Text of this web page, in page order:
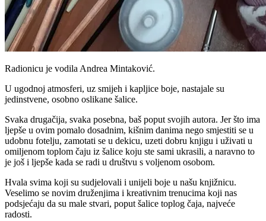
Radionicu je vodila Andrea Mintaković.
U ugodnoj atmosferi, uz smijeh i kapljice boje, nastajale su
jedinstvene, osobno oslikane šalice.
Svaka drugačija, svaka posebna, baš poput svojih autora. Jer što ima
ljepše u ovim pomalo dosadnim, kišnim danima nego smjestiti se u
udobnu fotelju, zamotati se u dekicu, uzeti dobru knjigu i uživati u
omiljenom toplom čaju iz šalice koju ste sami ukrasili, a naravno to
je još i ljepše kada se radi u društvu s voljenom osobom.
Hvala svima koji su sudjelovali i unijeli boje u našu knjižnicu.
Veselimo se novim druženjima i kreativnim trenucima koji nas
podsjećaju da su male stvari, poput šalice toplog čaja, najveće
radosti.